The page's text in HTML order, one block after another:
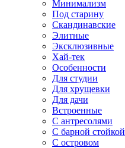
Минимализм
Под старину
Скандинавские
Элитные
Эксклюзивные
Хай-тек
Особенности
Для студии
Для хрущевки
Для дачи
Встроенные
С антресолями
С барной стойкой
С островом